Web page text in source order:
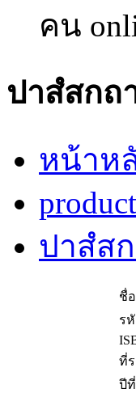
คน
ปาสํสกถ
หน้าห
product
ปาสํส
ชื่
ร
ที่
ปี